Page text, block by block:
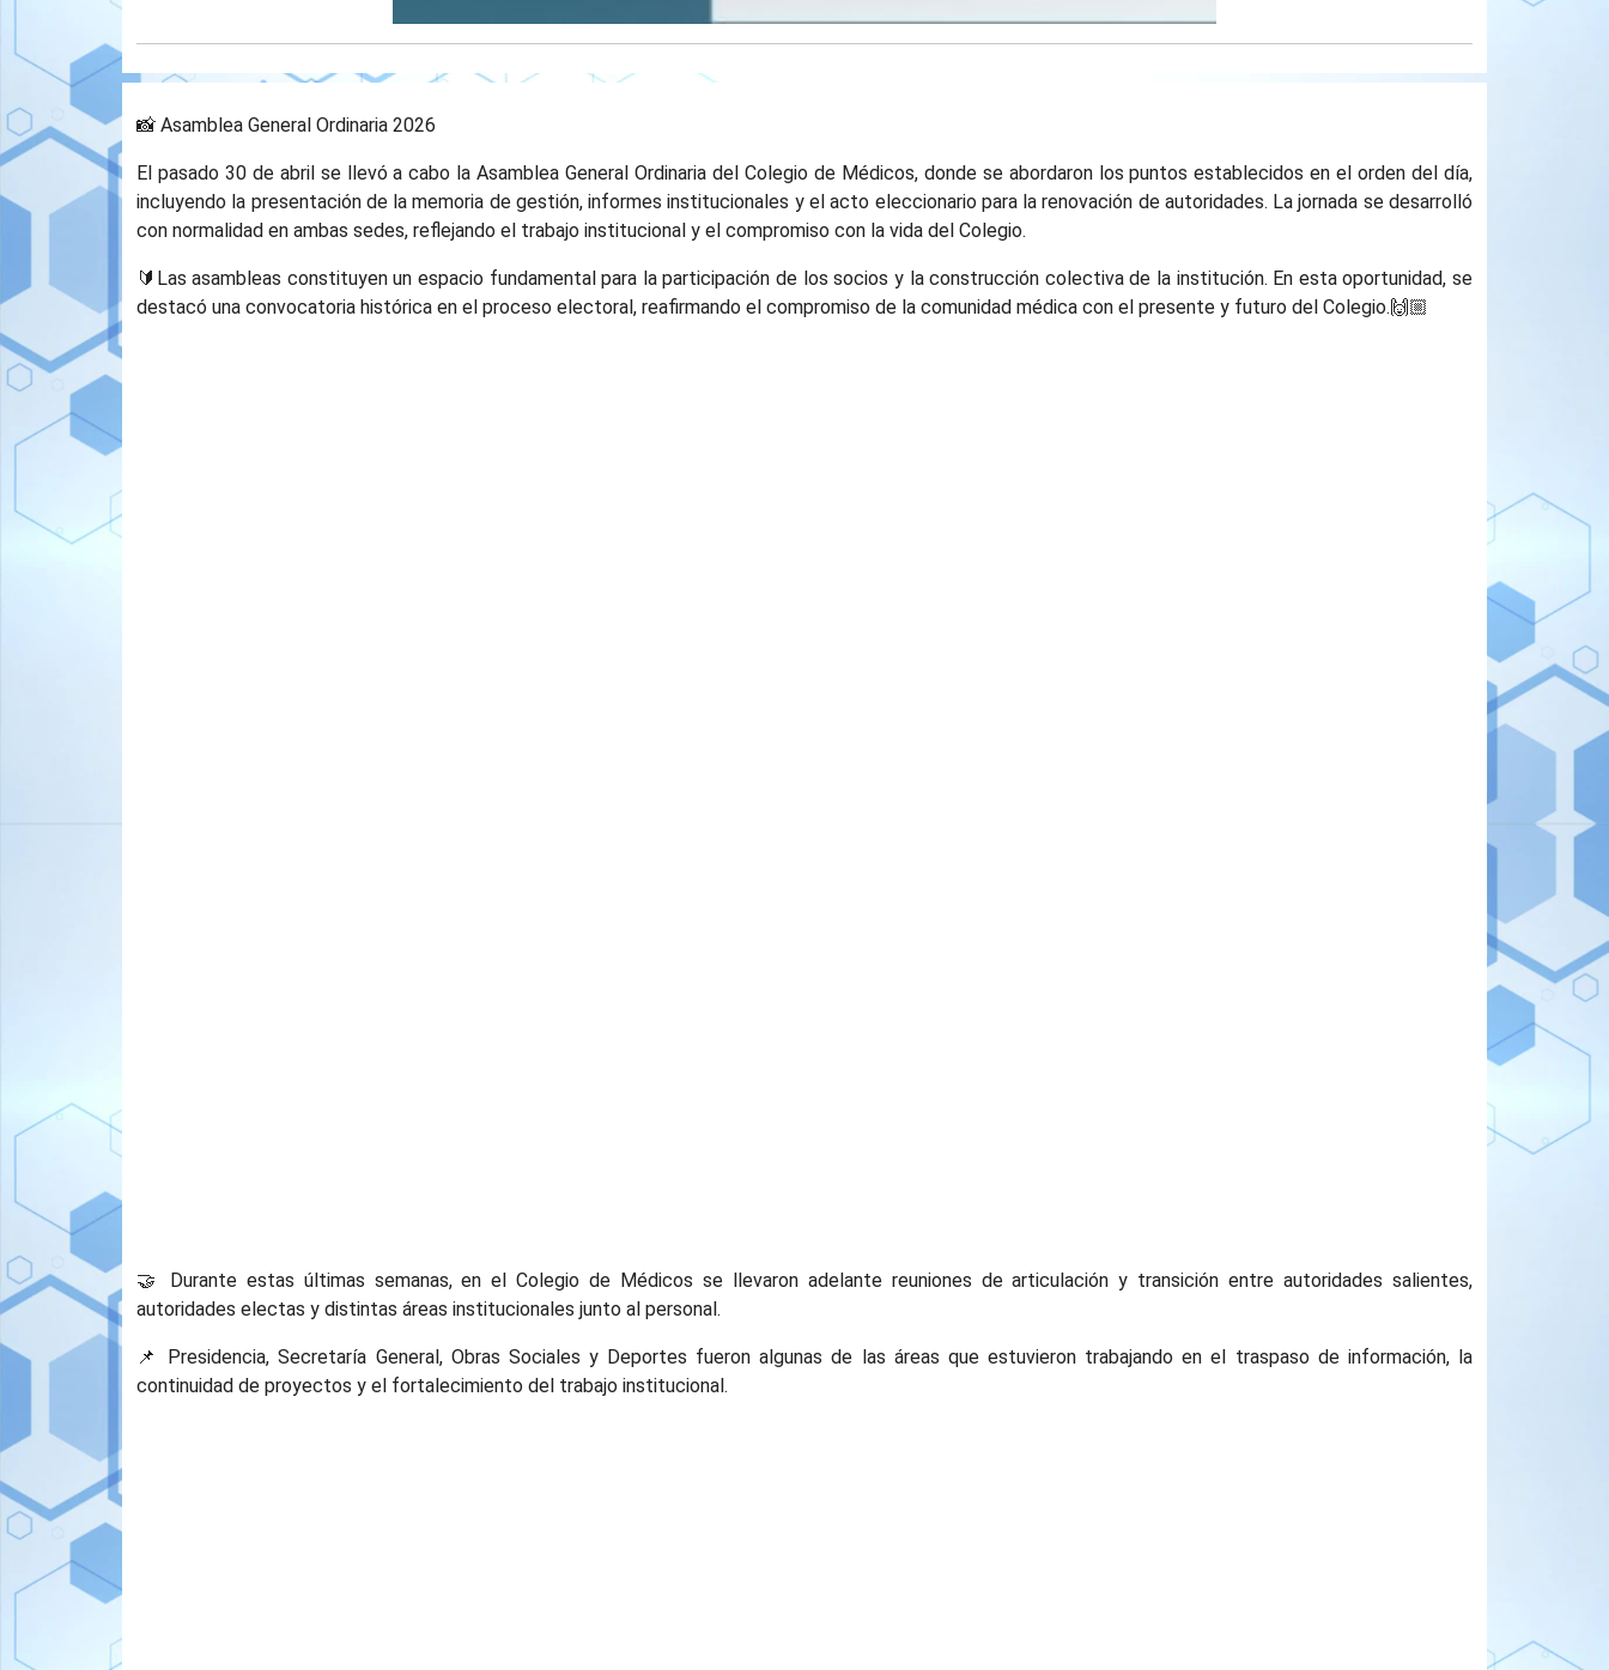
📸 Asamblea General Ordinaria 2026
El pasado 30 de abril se llevó a cabo la Asamblea General Ordinaria del Colegio de Médicos, donde se abordaron los puntos establecidos en el orden del día,
incluyendo la presentación de la memoria de gestión, informes institucionales y el acto eleccionario para la renovación de autoridades. La jornada se desarrolló
con normalidad en ambas sedes, reflejando el trabajo institucional y el compromiso con la vida del Colegio.
🔰Las asambleas constituyen un espacio fundamental para la participación de los socios y la construcción colectiva de la institución. En esta oportunidad, se
destacó una convocatoria histórica en el proceso electoral, reafirmando el compromiso de la comunidad médica con el presente y futuro del Colegio.🙌🏼
🤝 Durante estas últimas semanas, en el Colegio de Médicos se llevaron adelante reuniones de articulación y transición entre autoridades salientes,
autoridades electas y distintas áreas institucionales junto al personal.
📌 Presidencia, Secretaría General, Obras Sociales y Deportes fueron algunas de las áreas que estuvieron trabajando en el traspaso de información, la
continuidad de proyectos y el fortalecimiento del trabajo institucional.